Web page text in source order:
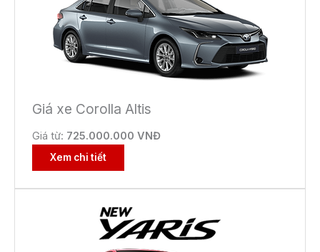
Giá xe Corolla Altis
Giá từ: 725.000.000 VNĐ
Xem chi tiết